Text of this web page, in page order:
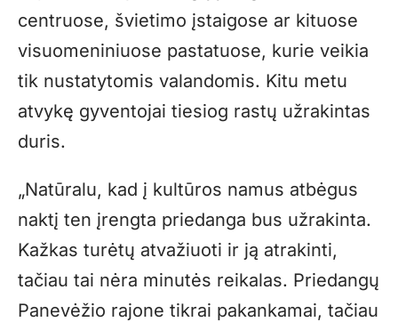
centruose, švietimo įstaigose ar kituose
visuomeniniuose pastatuose, kurie veikia
tik nustatytomis valandomis. Kitu metu
atvykę gyventojai tiesiog rastų užrakintas
duris.
„Natūralu, kad į kultūros namus atbėgus
naktį ten įrengta priedanga bus užrakinta.
Kažkas turėtų atvažiuoti ir ją atrakinti,
tačiau tai nėra minutės reikalas. Priedangų
Panevėžio rajone tikrai pakankamai, tačiau